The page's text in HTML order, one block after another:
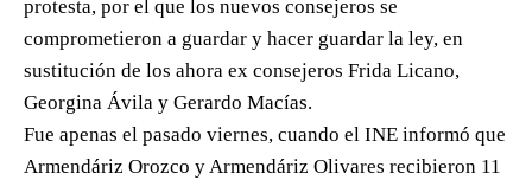
protesta, por el que los nuevos consejeros se
comprometieron a guardar y hacer guardar la ley, en
sustitución de los ahora ex consejeros Frida Licano,
Georgina Ávila y Gerardo Macías.
Fue apenas el pasado viernes, cuando el INE informó que
Armendáriz Orozco y Armendáriz Olivares recibieron 11